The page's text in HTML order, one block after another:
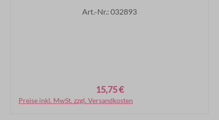
Art.-Nr.: 032893
15,75 €
Preise inkl. MwSt. zzgl. Versandkosten
In den Warenkorb